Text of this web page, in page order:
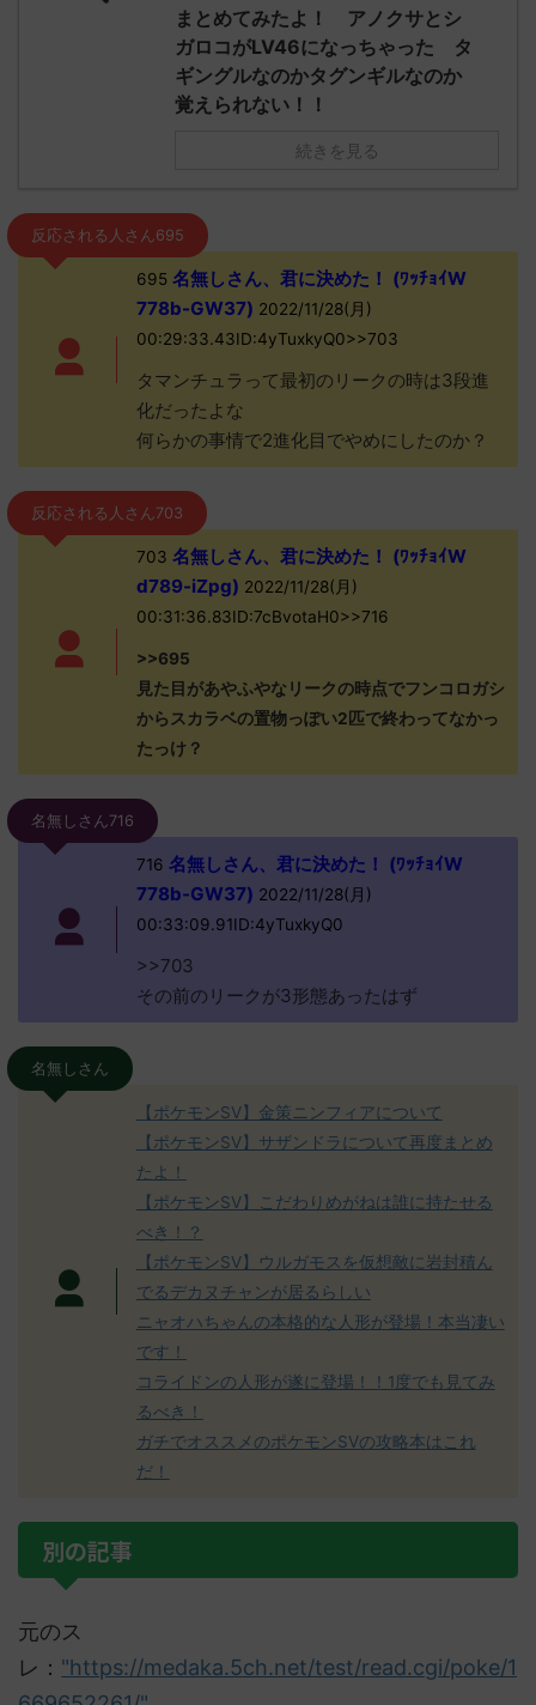
まとめてみたよ！ アノクサとシ
ガロコがLV46になっちゃった タ
ギングルなのかタグンギルなのか
覚えられない！！
続きを見る
反応される人さん695
695名無しさん、君に決めた！ (ﾜｯﾁｮｲW
778b-GW37) 2022/11/28(月)
00:29:33.43ID:4yTuxkyQ0>>703
タマンチュラって最初のリークの時は3段進
化だったよな
何らかの事情で2進化目でやめにしたのか？
反応される人さん703
703 名無しさん、君に決めた！ (ﾜｯﾁｮｲW
d789-iZpg) 2022/11/28(月)
00:31:36.83ID:7cBvotaH0>>716
>>695
見た目があやふやなリークの時点でフンコロガシ
からスカラベの置物っぽい2匹で終わってなかっ
たっけ？
名無しさん716
716 名無しさん、君に決めた！ (ﾜｯﾁｮｲW
778b-GW37) 2022/11/28(月)
00:33:09.91ID:4yTuxkyQ0
>>703
その前のリークが3形態あったはず
名無しさん
【ポケモンSV】金策ニンフィアについて
【ポケモンSV】サザンドラについて再度まとめ
たよ！
【ポケモンSV】こだわりめがねは誰に持たせる
べき！？
【ポケモンSV】ウルガモスを仮想敵に岩封積ん
でるデカヌチャンが居るらしい
ニャオハちゃんの本格的な人形が登場！本当凄い
です！
コライドンの人形が遂に登場！！1度でも見てみ
るべき！
ガチでオススメのポケモンSVの攻略本はこれ
だ！
別の記事
元のス
レ： "https://medaka.5ch.net/test/read.cgi/poke/1